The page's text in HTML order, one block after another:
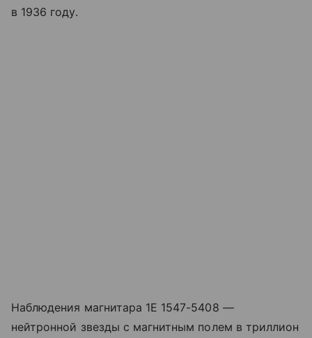
в 1936 году.
Наблюдения магнитара 1E 1547-5408 —
нейтронной звезды с магнитным полем в триллион